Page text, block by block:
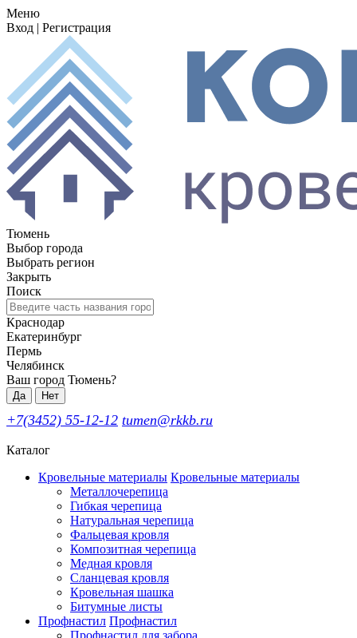
Меню
Вход | Регистрация
Тюмень
Выбор города
Выбрать регион
Закрыть
Поиск
Краснодар
Екатеринбург
Пермь
Челябинск
Ваш город Тюмень?
Да Нет
+7(3452) 55-12-12 tumen@rkkb.ru
Каталог
Кровельные материалы Кровельные материалы
Металлочерепица
Гибкая черепица
Натуральная черепица
Фальцевая кровля
Композитная черепица
Медная кровля
Сланцевая кровля
Кровельная шашка
Битумные листы
Профнастил Профнастил
Профнастил для забора